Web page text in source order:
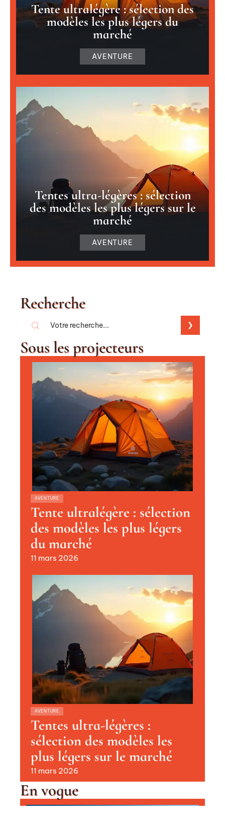
Tente ultralégère : sélection des
modèles les plus légers du
marché
AVENTURE
Tentes ultra-légères : sélection
des modèles les plus légers sur le
marché
AVENTURE
Recherche
Sous les projecteurs
AVENTURE
Tente ultralégère : sélection
des modèles les plus légers
du marché
11 mars 2026
AVENTURE
Tentes ultra-légères :
sélection des modèles les
plus légers sur le marché
11 mars 2026
En vogue